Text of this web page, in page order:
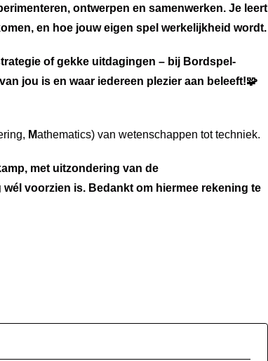
ontwerpen en samenwerken. Je leert
en hoe jouw eigen spel werkelijkheid wordt.
of gekke uitdagingen – bij Bordspel-
jou is en waar iedereen plezier aan beleeft!🧩
Mathematics) van wetenschappen tot techniek.
met uitzondering van de
voorzien is. Bedankt om hiermee rekening te